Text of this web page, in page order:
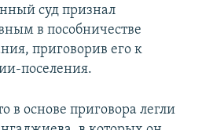
суд признал
в пособничестве
приговорив его к
поселения.
в основе приговора легли